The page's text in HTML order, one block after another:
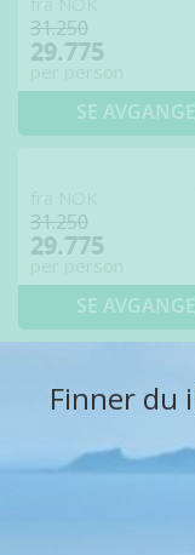
31.250
29.775
SE
31.250
29.775
SE
Finner du